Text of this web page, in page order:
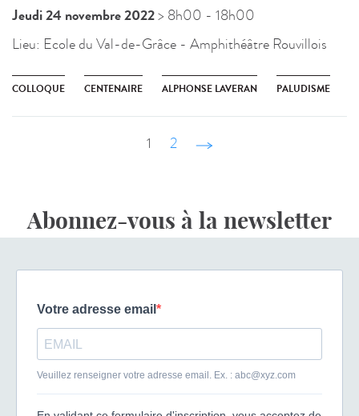
Jeudi 24 novembre 2022> 8h00 - 18h00
Lieu: Ecole du Val-de-Grâce - Amphithéâtre Rouvillois
COLLOQUE CENTENAIRE ALPHONSE LAVERAN PALUDISME
1 2 suivant ›
Abonnez-vous à la newsletter